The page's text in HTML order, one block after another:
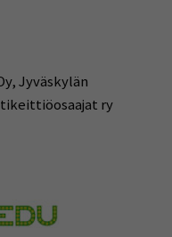
Jyväskylän
ry